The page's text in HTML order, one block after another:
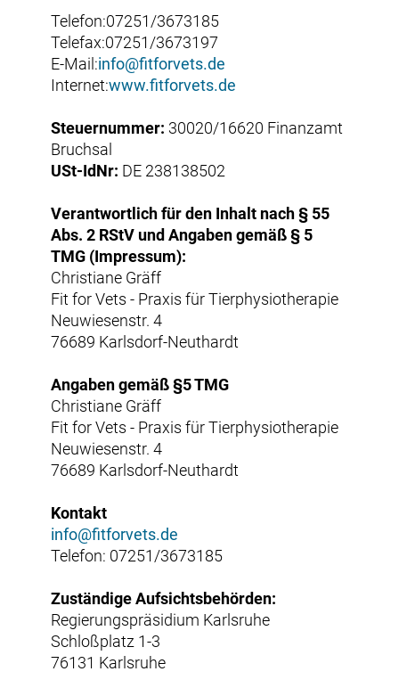
Telefon:07251/3673185
Telefax:07251/3673197
E-Mail:info@fitforvets.de
Internet:www.fitforvets.de
Steuernummer: 30020/16620 Finanzamt
Bruchsal
USt-IdNr: DE 238138502
Verantwortlich für den Inhalt nach § 55
Abs. 2 RStV und Angaben gemäß § 5
TMG (Impressum):
Christiane Gräff
Fit for Vets - Praxis für Tierphysiotherapie
Neuwiesenstr. 4
76689 Karlsdorf-Neuthardt
Angaben gemäß §5 TMG
Christiane Gräff
Fit for Vets - Praxis für Tierphysiotherapie
Neuwiesenstr. 4
76689 Karlsdorf-Neuthardt
Kontakt
info@fitforvets.de
Telefon: 07251/3673185
Zuständige Aufsichtsbehörden:
Regierungspräsidium Karlsruhe
Schloßplatz 1-3
76131 Karlsruhe